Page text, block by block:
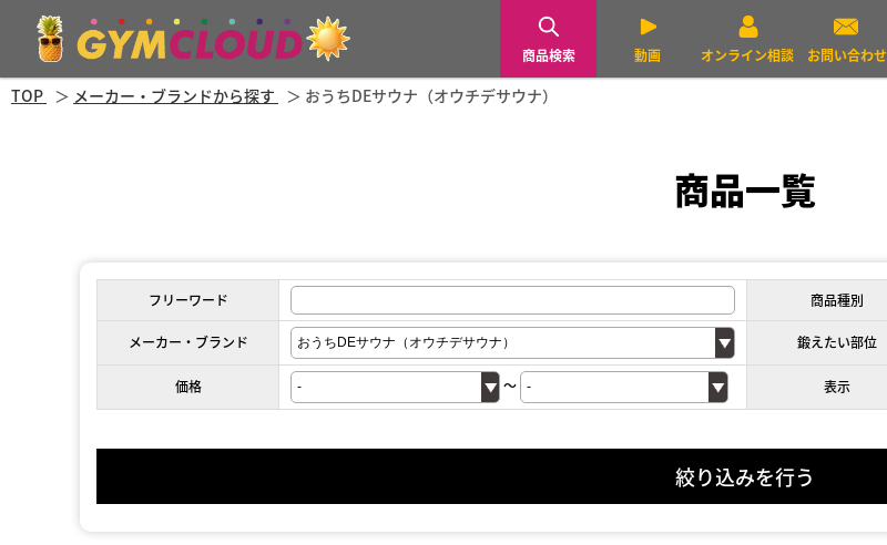
商品検索 動画 オンライン相談 お問い合わせ
TOP メーカー・ブランドから探す おうちDEサウナ（オウチデサウナ）
商品一覧
フリーワード 商品種別
メーカー・ブランド 鍛えたい部位
価格 ～ 表示
絞り込みを行う